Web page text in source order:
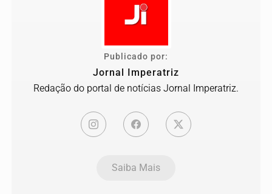
Publicado por:
Jornal Imperatriz
Redação do portal de notícias Jornal Imperatriz.
Saiba Mais